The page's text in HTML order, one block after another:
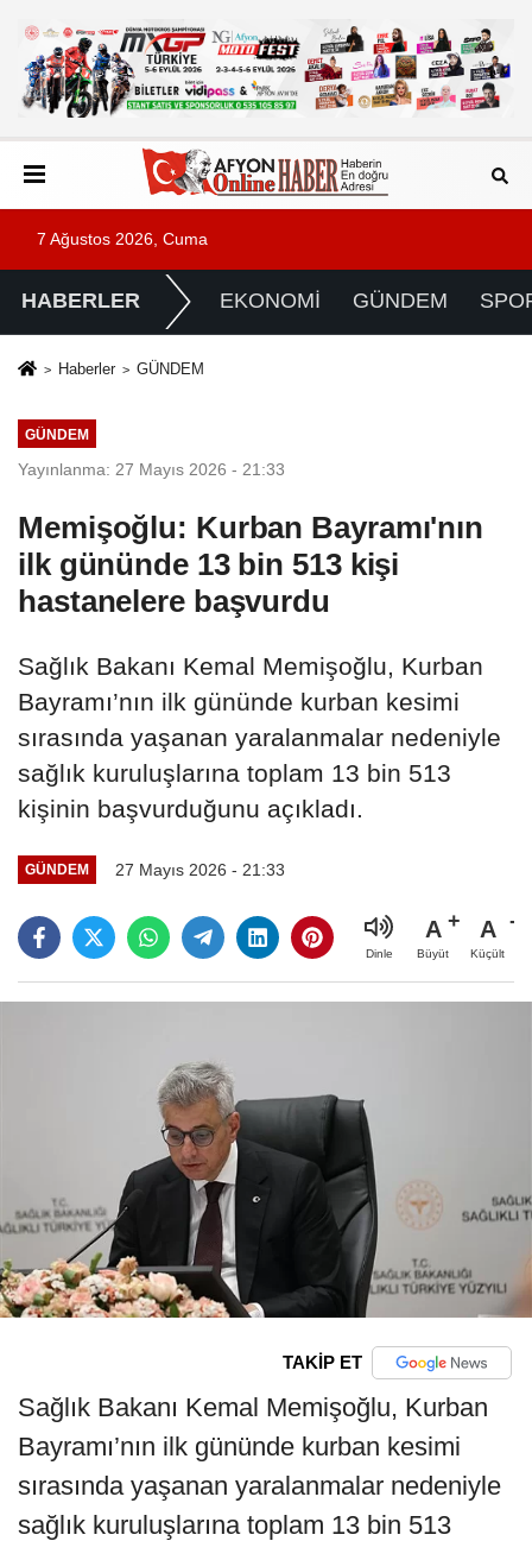
7 Ağustos 2026, Cuma
HABERLER EKONOMİ GÜNDEM
Haberler GÜNDEM
GÜNDEM
Yayınlanma: 27 Mayıs 2026 - 21:33
Memişoğlu: Kurban Bayramı'nın
ilk gününde 13 bin 513 kişi
hastanelere başvurdu
Sağlık Bakanı Kemal Memişoğlu, Kurban
Bayramı’nın ilk gününde kurban kesimi
sırasında yaşanan yaralanmalar nedeniyle
sağlık kuruluşlarına toplam 13 bin 513
kişinin başvurduğunu açıkladı.
GÜNDEM 27 Mayıs 2026 - 21:33
Dinle
A
Büyüt
A
Küçült
TAKİP ET
Sağlık Bakanı Kemal Memişoğlu, Kurban
Bayramı’nın ilk gününde kurban kesimi
sırasında yaşanan yaralanmalar nedeniyle
sağlık kuruluşlarına toplam 13 bin 513